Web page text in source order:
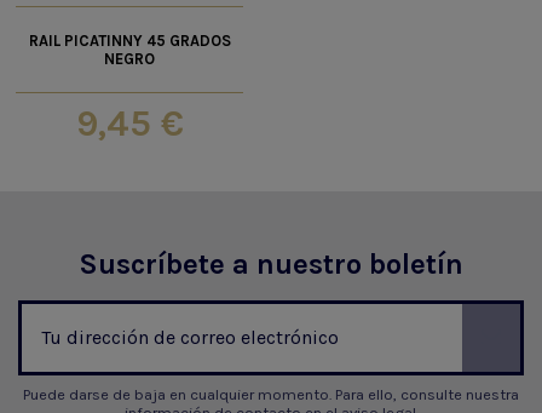
RAIL PICATINNY 45 GRADOS
NEGRO
9,45 €
Suscríbete a nuestro boletín
Puede darse de baja en cualquier momento. Para ello, consulte nuestra